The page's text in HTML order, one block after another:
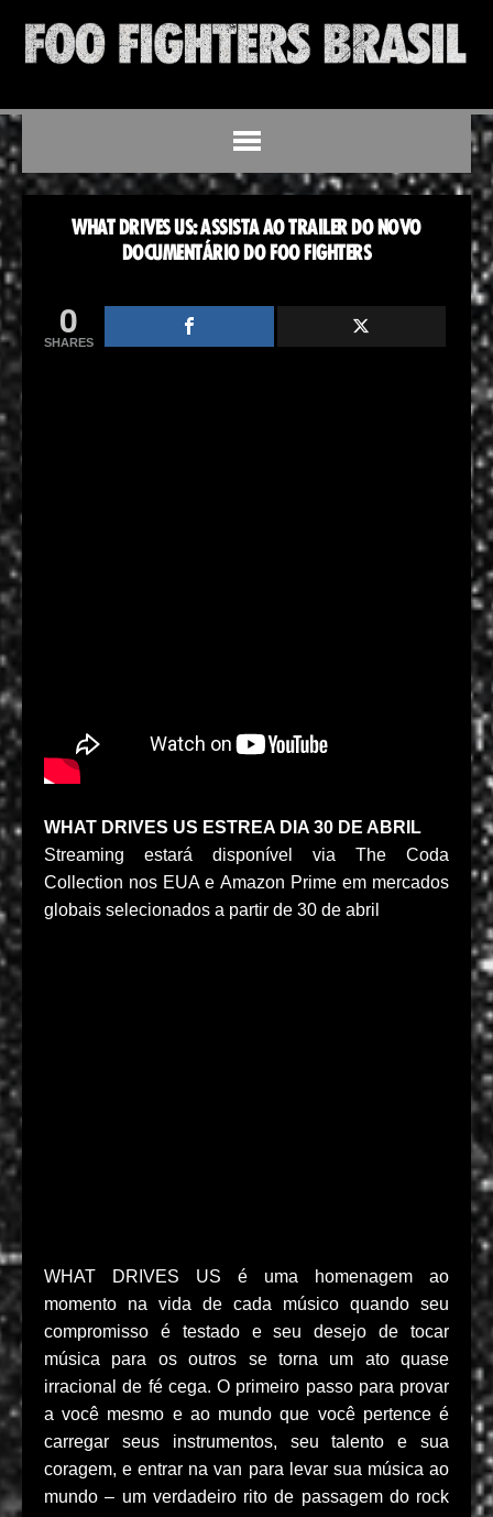
WHAT DRIVES US: ASSISTA AO TRAILER DO NOVO
DOCUMENTÁRIO DO FOO FIGHTERS
0
SHARES
WHAT DRIVES US ESTREA DIA 30 DE ABRIL
Streaming estará disponível via The Coda
Collection nos EUA e Amazon Prime em mercados
globais selecionados a partir de 30 de abril
WHAT DRIVES US é uma homenagem ao
momento na vida de cada músico quando seu
compromisso é testado e seu desejo de tocar
música para os outros se torna um ato quase
irracional de fé cega. O primeiro passo para provar
a você mesmo e ao mundo que você pertence é
carregar seus instrumentos, seu talento e sua
coragem, e entrar na van para levar sua música ao
mundo – um verdadeiro rito de passagem do rock